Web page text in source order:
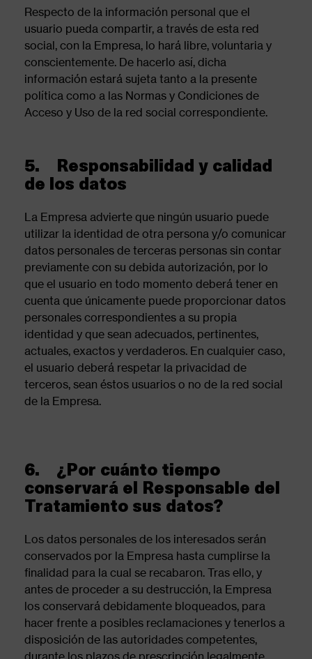
Respecto de la información personal que el
usuario pueda compartir, a través de esta red
social, con la Empresa, lo hará libre, voluntaria y
conscientemente. De hacerlo así, dicha
información estará sujeta tanto a la presente
política como a las Normas y Condiciones de
Acceso y Uso de la red social correspondiente.
5. Responsabilidad y calidad
de los datos
La Empresa advierte que ningún usuario puede
utilizar la identidad de otra persona y/o comunicar
datos personales de terceras personas sin contar
previamente con su debida autorización, por lo
que el usuario en todo momento deberá tener en
cuenta que únicamente puede proporcionar datos
personales correspondientes a su propia
identidad y que sean adecuados, pertinentes,
actuales, exactos y verdaderos. En cualquier caso,
el usuario deberá respetar la privacidad de
terceros, sean éstos usuarios o no de la red social
de la Empresa.
6. ¿Por cuánto tiempo
conservará el Responsable del
Tratamiento sus datos?
Los datos personales de los interesados serán
conservados por la Empresa hasta cumplirse la
finalidad para la cual se recabaron. Tras ello, y
antes de proceder a su destrucción, la Empresa
los conservará debidamente bloqueados, para
hacer frente a posibles reclamaciones y tenerlos a
disposición de las autoridades competentes,
durante los plazos de prescripción legalmente